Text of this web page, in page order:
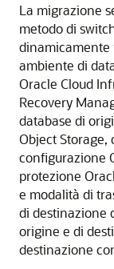
La migrazione
metodo di
dinamicamente
ambiente di
Oracle Cloud
Recovery
database di
Object Storage,
configurazione
protezione
e modalità di
di destinazione
origine e di
destinazione